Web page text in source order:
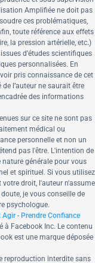
Amplifiée ne doit pas
ces problématiques,
toute référence aux effets
la pression artérielle, etc.)
d’études scientifiques
personnalisées. En
pris connaissance de cet
l’auteur ne saurait être
des informations
sur ce site ne sont pas
médical ou
personnelle et non un
pas l'être. L'intention de
générale pour vous
et spirituel. Si vous utilisez
droit, l'auteur n'assume
je vous conseille de
psychologue.
Agir - Prendre Confiance
à Facebook Inc. Le contenu
est une marque déposée
reproduction interdite sans